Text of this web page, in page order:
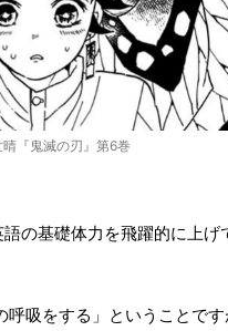
『鬼滅の刃』第6巻
の基礎体力を飛躍的に上げ
吸をする」ということです